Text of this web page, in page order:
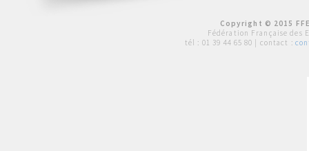
Copyright © 2015
Fédération Française des
tél : 01 39 44 65 80 | contact :